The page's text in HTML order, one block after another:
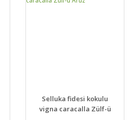
Selluka fidesi kokulu
vigna caracalla Zülf-ü